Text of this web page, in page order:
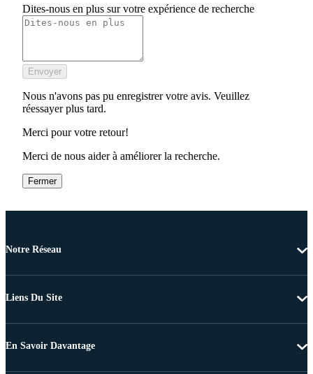
Dites-nous en plus sur votre expérience de recherche
Envoyer
Nous n'avons pas pu enregistrer votre avis. Veuillez
réessayer plus tard.
Merci pour votre retour!
Merci de nous aider à améliorer la recherche.
Fermer
Notre Réseau
Liens Du Site
En Savoir Davantage